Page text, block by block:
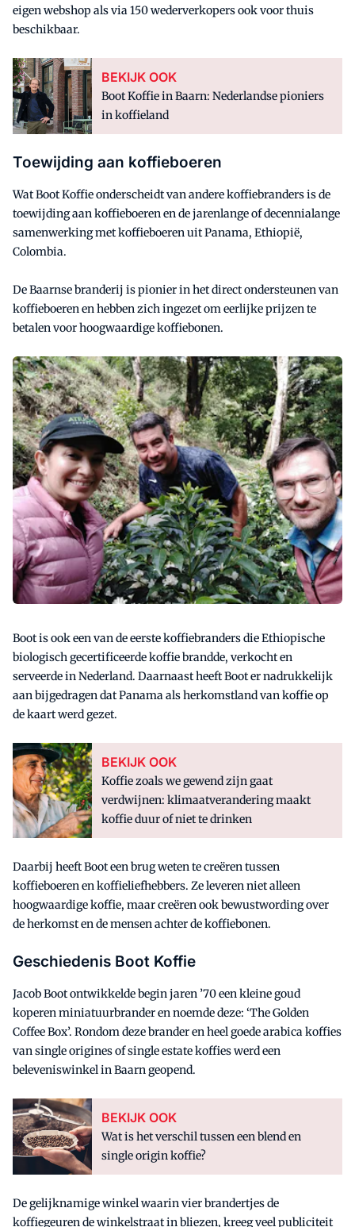
eigen webshop als via 150 wederverkopers ook voor thuis
beschikbaar.
BEKIJK OOK
Boot Koffie in Baarn: Nederlandse pioniers
in koffieland
Toewijding aan koffieboeren
Wat Boot Koffie onderscheidt van andere koffiebranders is de
toewijding aan koffieboeren en de jarenlange of decennialange
samenwerking met koffieboeren uit Panama, Ethiopië,
Colombia.
De Baarnse branderij is pionier in het direct ondersteunen van
koffieboeren en hebben zich ingezet om eerlijke prijzen te
betalen voor hoogwaardige koffiebonen.
Boot is ook een van de eerste koffiebranders die Ethiopische
biologisch gecertificeerde koffie brandde, verkocht en
serveerde in Nederland. Daarnaast heeft Boot er nadrukkelijk
aan bijgedragen dat Panama als herkomstland van koffie op
de kaart werd gezet.
BEKIJK OOK
Koffie zoals we gewend zijn gaat
verdwijnen: klimaatverandering maakt
koffie duur of niet te drinken
Daarbij heeft Boot een brug weten te creëren tussen
koffieboeren en koffieliefhebbers. Ze leveren niet alleen
hoogwaardige koffie, maar creëren ook bewustwording over
de herkomst en de mensen achter de koffiebonen.
Geschiedenis Boot Koffie
Jacob Boot ontwikkelde begin jaren ’70 een kleine goud
koperen miniatuurbrander en noemde deze: ‘The Golden
Coffee Box’. Rondom deze brander en heel goede arabica koffies
van single origines of single estate koffies werd een
beleveniswinkel in Baarn geopend.
BEKIJK OOK
Wat is het verschil tussen een blend en
single origin koffie?
De gelijknamige winkel waarin vier brandertjes de
koffiegeuren de winkelstraat in bliezen, kreeg veel publiciteit